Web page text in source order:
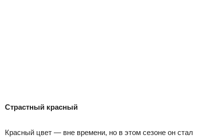
Страстный красный
Красный цвет — вне времени, но в этом сезоне он стал